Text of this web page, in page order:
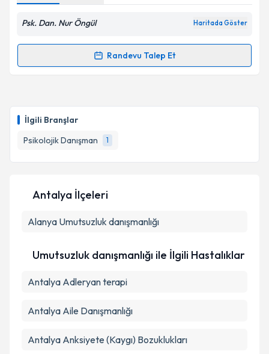
İlgili Branşlar
Psikolojik Danışman
1
Psk. Dan. Nur Öngül Haritada Göster
Randevu Talep Et
Randevu Takvimi Talebi
takvim hazırlandığında e-posta ile bilgilendireceğiz.
E-posta Adresiniz
Metni'ni okudum ve kişisel verilerimin belirtilen
Antalya İlçeleri
Alanya Umutsuzluk danışmanlığı
Umutsuzluk danışmanlığı ile İlgili Hastalıklar
Antalya Adleryan terapi
Antalya Aile Danışmanlığı
Antalya Anksiyete (Kaygı) Bozuklukları